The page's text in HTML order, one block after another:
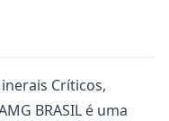
Críticos,
BRASIL é uma